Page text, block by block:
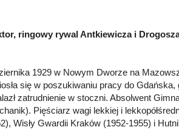
ringowy rywal Antkiewicza i
1929 w Nowym Dworze na
się w poszukiwaniu pracy do
zatrudnienie w stoczni. Absolwent
Pięściarz wagi lekkiej i
Wisły Gwardii Kraków (1952-1955) i